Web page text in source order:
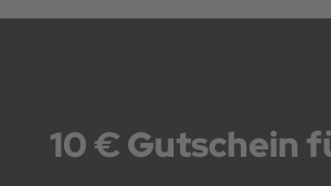
10 € Gutschein